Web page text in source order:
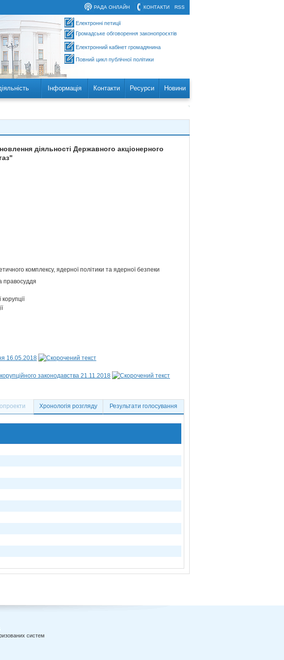
RSS
КОНТАКТИ
РАДА ОНЛАЙН
Електронні петиції
Громадське обговорення законопроєктів
Електронний кабінет громадянина
Повний цикл публічної політики
Інформація Контакти Ресурси Новини
діяльності Державного акціонерного
комплексу, ядерної політики та ядерної безпеки
правосуддя
16.05.2018
законодавства 21.11.2018
Хронологія розгляду Результати голосування
систем